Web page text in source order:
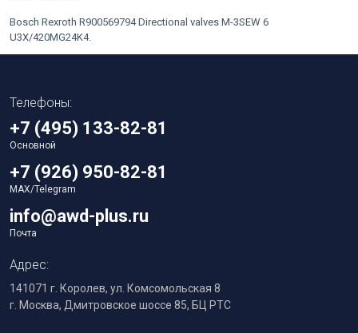
Bosch Rexroth R900569794 Directional valves M-3SEW 6
U3X/420MG24K4.
Телефоны:
+7 (495) 133-82-81
Основной
+7 (926) 950-82-81
MAX/Telegram
info@awd-plus.ru
Почта
Адрес:
141071 г. Королев, ул. Комсомольская 8
г. Москва, Дмитровское шоссе 85, БЦ РТС